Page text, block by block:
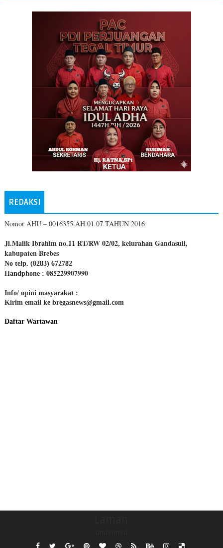
REDAKSI
Nomor AHU – 0016355.AH.01.07.TAHUN 2016
Jl.Malik Ibrahim no.11 RT/RW 02/02, kelurahan Gandasuli,
kabupaten Brebes
No telp. (0283) 672782
Handphone : 085229907990
Info/ opini masyarakat :
Kirim email ke bregasnews@gmail.com
Daftar Wartawan